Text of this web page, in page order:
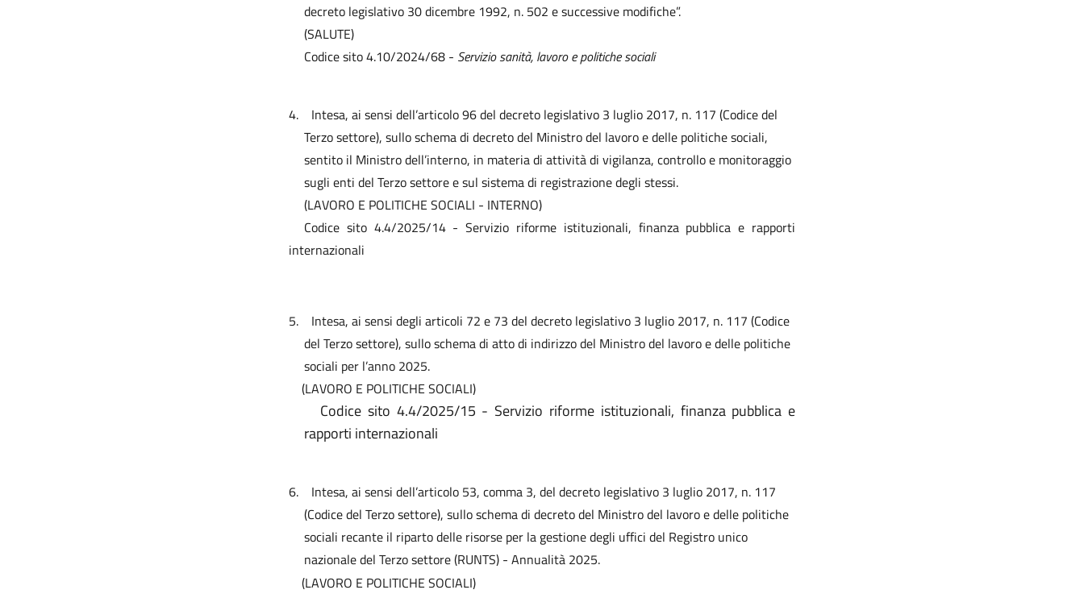
decreto legislativo 30 dicembre 1992, n. 502 e successive modifiche”.
(SALUTE)
Codice sito 4.10/2024/68 - Servizio sanità, lavoro e politiche sociali
4. Intesa, ai sensi dell’articolo 96 del decreto legislativo 3 luglio 2017, n. 117 (Codice del
Terzo settore), sullo schema di decreto del Ministro del lavoro e delle politiche sociali,
sentito il Ministro dell’interno, in materia di attività di vigilanza, controllo e monitoraggio
sugli enti del Terzo settore e sul sistema di registrazione degli stessi.
(LAVORO E POLITICHE SOCIALI - INTERNO)
Codice sito 4.4/2025/14 - Servizio riforme istituzionali, finanza pubblica e rapporti
internazionali
5. Intesa, ai sensi degli articoli 72 e 73 del decreto legislativo 3 luglio 2017, n. 117 (Codice
del Terzo settore), sullo schema di atto di indirizzo del Ministro del lavoro e delle politiche
sociali per l’anno 2025.
(LAVORO E POLITICHE SOCIALI)
Codice sito 4.4/2025/15 - Servizio riforme istituzionali, finanza pubblica e
rapporti internazionali
6. Intesa, ai sensi dell’articolo 53, comma 3, del decreto legislativo 3 luglio 2017, n. 117
(Codice del Terzo settore), sullo schema di decreto del Ministro del lavoro e delle politiche
sociali recante il riparto delle risorse per la gestione degli uffici del Registro unico
nazionale del Terzo settore (RUNTS) - Annualità 2025.
(LAVORO E POLITICHE SOCIALI)